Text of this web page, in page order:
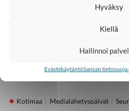
Hyväksy
Kiellä
Hallinnoi
EvästekäytäntöSansan
Palaa takaisin pääsivulle
Kotimaa Medialähetyspäivät